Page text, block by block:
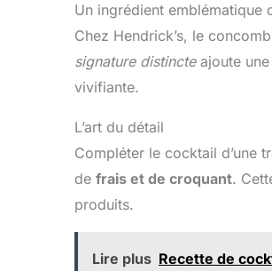
Un ingrédient emblématique
Chez Hendrick’s, le
signature distincteajoute une
vivifiante.
L’art du détail
Compléter le cocktail d’une
de frais et de croquant.
produits.
Lire plus Recette de